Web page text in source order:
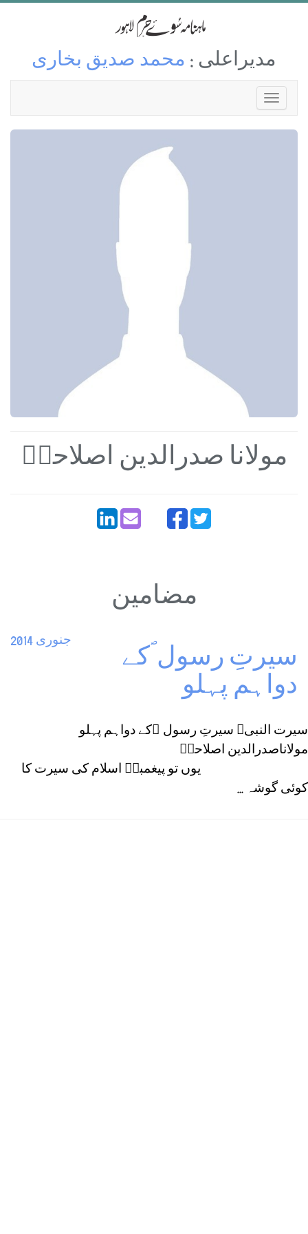
مدیراعلی : محمد صدیق بخاری
مولانا صدرالدین اصلاحیؒ
مضامین
جنوری 2014
سیرتِ رسول ؐکے
دواہم پہلو
سیرت النبیﷺ سیرتِ رسول ؐکے دواہم پہلو
مولاناصدرالدین اصلاحیؒ
یوں تو پیغمبرؐ اسلام کی سیرت کا
کوئی گوشہ ...